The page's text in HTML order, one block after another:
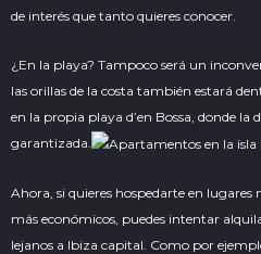
de interés que tanto quieres conocer.
¿En la playa? Tampoco será un
las orillas de la costa también estará
en la propia playa d’en Bossa, donde la
garantizada.
Ahora, si quieres hospedarte en lugares
más económicos, puedes intentar
lejanos a Ibiza capital. Como por